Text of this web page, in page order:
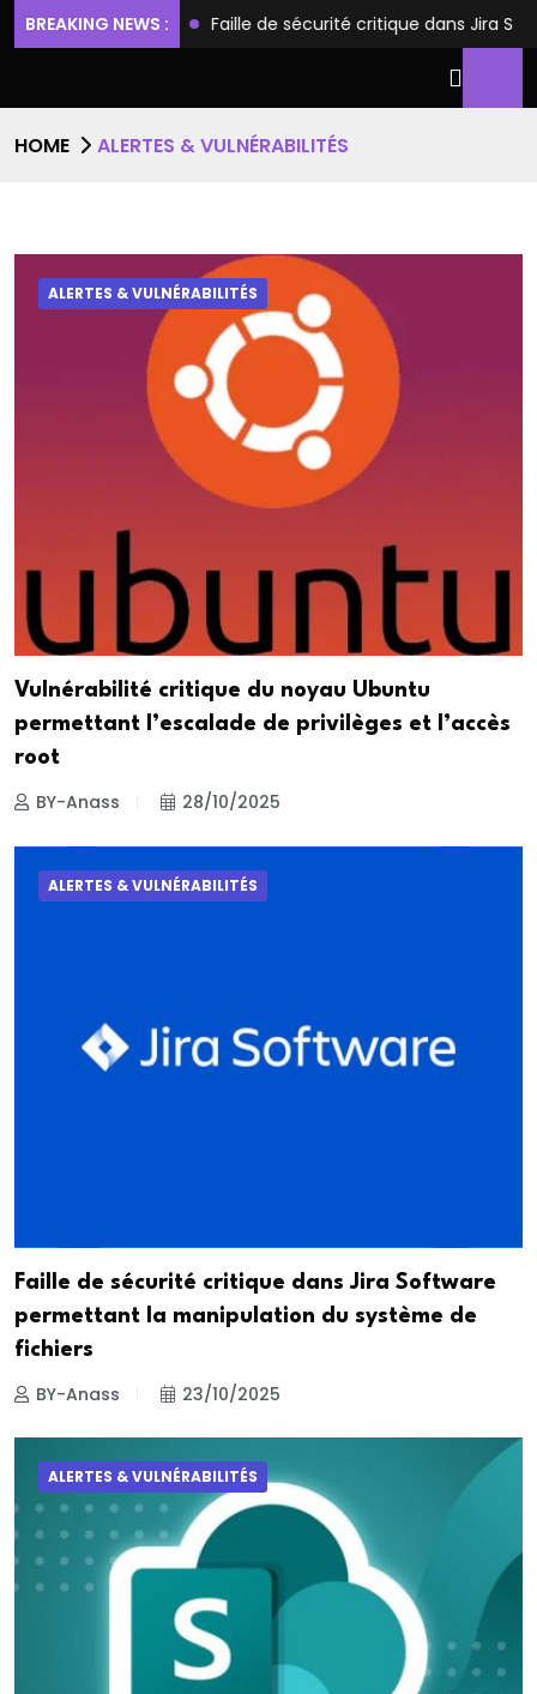
BREAKING NEWS :
Faille de sécurité critique dans Jira Software
HOME ALERTES & VULNÉRABILITÉS
ALERTES & VULNÉRABILITÉS
Vulnérabilité critique du noyau Ubuntu
permettant l’escalade de privilèges et l’accès
root
BY-Anass 28/10/2025
ALERTES & VULNÉRABILITÉS
Faille de sécurité critique dans Jira Software
permettant la manipulation du système de
fichiers
BY-Anass 23/10/2025
ALERTES & VULNÉRABILITÉS